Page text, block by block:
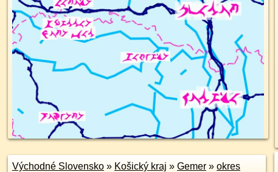
Východné Slovensko » Košický kraj » Gemer » okres